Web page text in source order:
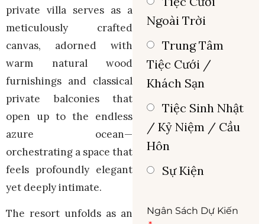
private villa serves as a
meticulously crafted
canvas, adorned with
warm natural wood
furnishings and classical
private balconies that
open up to the endless
azure ocean—
orchestrating a space that
feels profoundly elegant
yet deeply intimate.
The resort unfolds as an
Ngoài Trời
Trung Tâm
Tiệc Cưới /
Khách Sạn
Tiệc Sinh Nhật
/ Kỷ Niệm / Cầu
Hôn
Sự Kiện
Ngân Sách Dự Kiến